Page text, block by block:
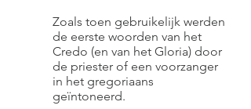
Zoals toen gebruikelijk werden
de eerste woorden van het
Credo (en van het Gloria) door
de priester of een voorzanger
in het gregoriaans
geïntoneerd.